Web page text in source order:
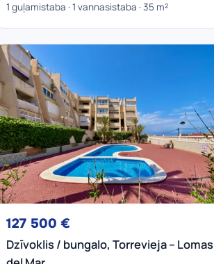
1 guļamistaba · 1 vannasistaba · 35 m²
127 500 €
Dzīvoklis / bungalo, Torrevieja – Lomas